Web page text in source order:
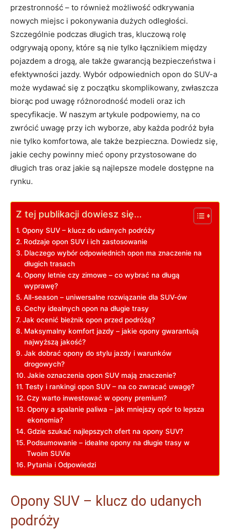
przestronność – to również możliwość odkrywania
nowych miejsc i pokonywania dużych odległości.
Szczególnie podczas długich tras, kluczową rolę
odgrywają opony, które są nie tylko łącznikiem między
pojazdem a drogą, ale także gwarancją bezpieczeństwa i
efektywności jazdy. Wybór odpowiednich opon do SUV-a
może wydawać się z początku skomplikowany, zwłaszcza
biorąc pod uwagę różnorodność modeli oraz ich
specyfikacje. W naszym artykule podpowiemy, na co
zwrócić uwagę przy ich wyborze, aby każda podróż była
nie tylko komfortowa, ale także bezpieczna. Dowiedz się,
jakie cechy powinny mieć opony przystosowane do
długich tras oraz jakie są najlepsze modele dostępne na
rynku.
Z tej publikacji dowiesz się...
Opony SUV – klucz do udanych podróży
Rodzaje opon SUV i ich zastosowanie
Dlaczego wybór odpowiednich opon ma znaczenie na
długich trasach
Opony letnie czy zimowe – co wybrać na długą
wyprawę?
All-season – uniwersalne rozwiązanie dla SUV-ów
Cechy idealnych opon na długie trasy
Jak ocenić bieżnik opon przed podróżą?
Maksymalny komfort jazdy – jakie opony gwarantują
najwyższą jakość?
Jak dobrać opony do stylu jazdy i warunków
drogowych?
Jakie oznaczenia opon SUV mają znaczenie?
Testy i rankingi opon SUV – na co zwracać uwagę?
Czy warto inwestować w opony premium?
Opony a spalanie paliwa – jak mniejszy opór to lepsza
ekonomia?
Gdzie szukać najlepszych ofert na opony SUV?
Podsumowanie – idealne opony na długie trasy w
Twoim SUVie
Pytania i Odpowiedzi
Opony SUV – klucz do udanych
podróży